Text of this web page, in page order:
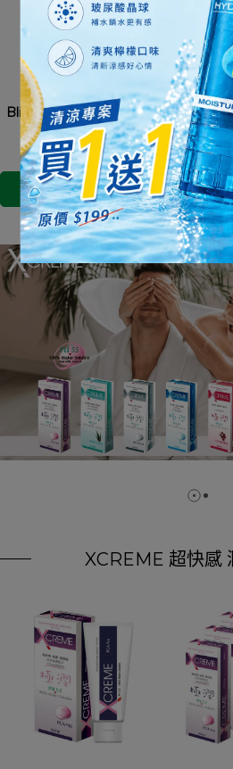
Blistex 碧唇 - 水感修護潤唇
膏
NT$159NT$199
加入購物車
Blistex 碧
XCREME 超快感